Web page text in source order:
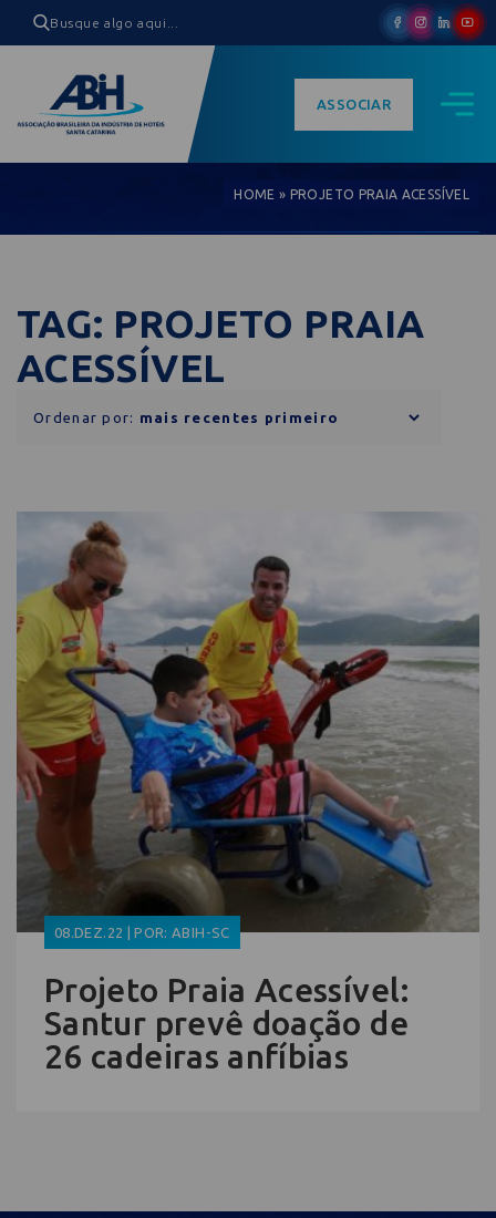
ASSOCIAR
HOME » PROJETO PRAIA ACESSÍVEL
TAG: PROJETO PRAIA
ACESSÍVEL
Ordenar por:
08.DEZ.22 | POR: ABIH-SC
Projeto Praia Acessível:
Santur prevê doação de
26 cadeiras anfíbias